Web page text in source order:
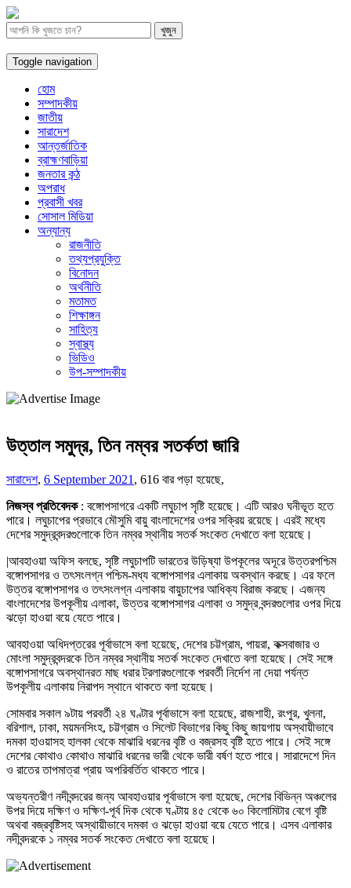
Toggle navigation
হোম
সম্পাদকীয়
জাতীয়
সারাদেশ
আন্তর্জাতিক
ব্রাহ্মণবাড়িয়া
জনতার কন্ঠ
অপরাধ
প্রবাসী খবর
সোসাল মিডিয়া
অন্যান্য
রাজনীতি
তথ্যপ্রযুক্তি
বিনোদন
অর্থনীতি
মতামত
শিক্ষাঙ্গন
সাহিত্য
স্বাস্থ্য
ভিডিও
উপ-সম্পাদকীয়
উত্তাল সমুদ্র, তিন নম্বর সতর্কতা জারি
সারাদেশ, 6 September 2021 , 616 বার পড়া হয়েছে,
নিজস্ব প্রতিবেদক: বঙ্গোপসাগরে একটি লঘুচাপ সৃষ্টি হয়েছে। এটি আরও ঘনীভূত হতে
পারে। লঘুচাপের প্রভাবে মৌসুমি বায়ু বাংলাদেশের ওপর সক্রিয় রয়েছে। এরই মধ্যে
দেশের সমুদ্রবন্দরগুলোকে তিন নম্বর স্থানীয় সতর্ক সংকেত দেখাতে বলা হয়েছে।
|আবহাওয়া অফিস বলছে, সৃষ্টি লঘুচাপটি ভারতের উড়িষ্যা উপকূলের অদূরে উত্তরপশ্চিম
বঙ্গোপসাগর ও তৎসংলগ্ন পশ্চিম-মধ্য বঙ্গোপসাগর এলাকায় অবস্থান করছে। এর ফলে
উত্তর বঙ্গোপসাগর ও তৎসংলগ্ন এলাকায় বায়ুচাপের আধিক্য বিরাজ করছে। এজন্য
বাংলাদেশের উপকূলীয় এলাকা, উত্তর বঙ্গোপসাগর এলাকা ও সমুদ্র বন্দরগুলোর ওপর দিয়ে
ঝড়ো হাওয়া বয়ে যেতে পারে।
আবহাওয়া অধিদপ্তরের পূর্বাভাসে বলা হয়েছে, দেশের চট্টগ্রাম, পায়রা, কক্সবাজার ও
মোংলা সমুদ্রবন্দরকে তিন নম্বর স্থানীয় সতর্ক সংকেত দেখাতে বলা হয়েছে। সেই সঙ্গে
বঙ্গোপসাগরে অবস্থানরত মাছ ধরার ট্রলারগুলোকে পরবর্তী নির্দেশ না দেয়া পর্যন্ত
উপকূলীয় এলাকায় নিরাপদ স্থানে থাকতে বলা হয়েছে।
সোমবার সকাল ৯টায় পরবর্তী ২৪ ঘণ্টার পূর্বাভাসে বলা হয়েছে, রাজশাহী, রংপুর, খুলনা,
বরিশাল, ঢাকা, ময়মনসিংহ, চট্টগ্রাম ও সিলেট বিভাগের কিছু কিছু জায়গায় অস্থায়ীভাবে
দমকা হাওয়াসহ হালকা থেকে মাঝারি ধরনের বৃষ্টি ও বজ্রসহ বৃষ্টি হতে পারে। সেই সঙ্গে
দেশের কোথাও কোথাও মাঝারি ধরনের ভারী থেকে ভারী বর্ষণ হতে পারে। সারাদেশে দিন
ও রাতের তাপমাত্রা প্রায় অপরিবর্তিত থাকতে পারে।
অভ্যন্তরীণ নদীবন্দরের জন্য আবহাওয়ার পূর্বাভাসে বলা হয়েছে, দেশের বিভিন্ন অঞ্চলের
উপর দিয়ে দক্ষিণ ও দক্ষিণ-পূর্ব দিক থেকে ঘণ্টায় ৪৫ থেকে ৬০ কিলোমিটার বেগে বৃষ্টি
অথবা বজ্রবৃষ্টিসহ অস্থায়ীভাবে দমকা ও ঝড়ো হাওয়া বয়ে যেতে পারে। এসব এলাকার
নদীবন্দরকে ১ নম্বর সতর্ক সংকেত দেখাতে বলা হয়েছে।